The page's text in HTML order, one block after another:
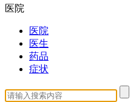
医院
医院
医生
药品
症状